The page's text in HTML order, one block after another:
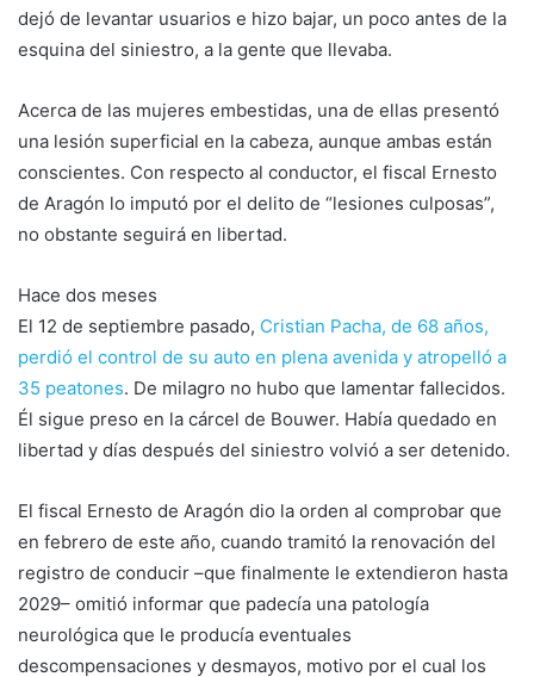
dejó de levantar usuarios e hizo bajar, un poco antes de la
esquina del siniestro, a la gente que llevaba.
Acerca de las mujeres embestidas, una de ellas presentó
una lesión superficial en la cabeza, aunque ambas están
conscientes. Con respecto al conductor, el fiscal Ernesto
de Aragón lo imputó por el delito de “lesiones culposas”,
no obstante seguirá en libertad.
Hace dos meses
El 12 de septiembre pasado, Cristian Pacha, de 68 años,
perdió el control de su auto en plena avenida y atropelló a
35 peatones. De milagro no hubo que lamentar fallecidos.
Él sigue preso en la cárcel de Bouwer. Había quedado en
libertad y días después del siniestro volvió a ser detenido.
El fiscal Ernesto de Aragón dio la orden al comprobar que
en febrero de este año, cuando tramitó la renovación del
registro de conducir –que finalmente le extendieron hasta
2029– omitió informar que padecía una patología
neurológica que le producía eventuales
descompensaciones y desmayos, motivo por el cual los